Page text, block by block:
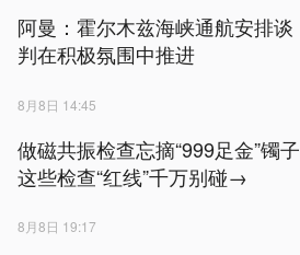
阿曼：霍尔木兹海峡通航安排谈
判在积极氛围中推进
8月8日 14:45
做磁共振检查忘摘“999足金”镯子
这些检查“红线”千万别碰→
8月8日 19:17